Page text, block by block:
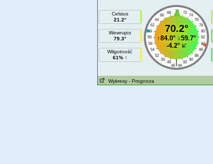
Celsius
21.2°
Wewnątrz
79.3°
Wilgotność
61% ↑
70
68 72
66
74
64
76
62
78
60
80
58
82
56
84
54
86
52
88
50
90
48 92
|
46 94
70.2°
↑84.0° ↓59.7°
-4.2°
Wykresy - Prognoza